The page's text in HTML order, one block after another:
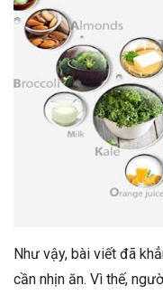
Như vậy, bài viết đã
cần nhịn ăn. Vì thế,